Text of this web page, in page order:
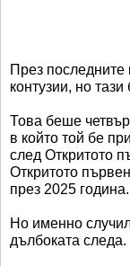
През последните
контузии, но
Това беше
в който той бе
след Откритото
Откритото
през 2025 година.
Но именно
дълбоката следа.